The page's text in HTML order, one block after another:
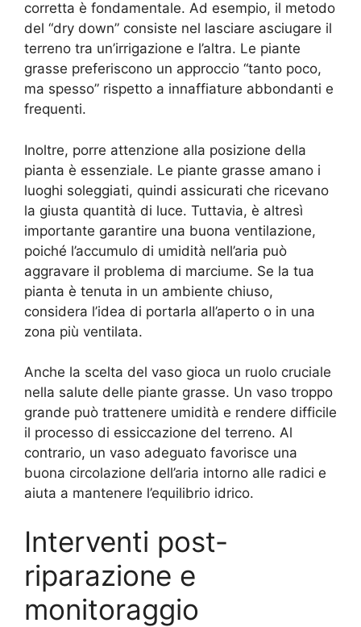
corretta è fondamentale. Ad esempio, il metodo
del “dry down” consiste nel lasciare asciugare il
terreno tra un’irrigazione e l’altra. Le piante
grasse preferiscono un approccio “tanto poco,
ma spesso” rispetto a innaffiature abbondanti e
frequenti.
Inoltre, porre attenzione alla posizione della
pianta è essenziale. Le piante grasse amano i
luoghi soleggiati, quindi assicurati che ricevano
la giusta quantità di luce. Tuttavia, è altresì
importante garantire una buona ventilazione,
poiché l’accumulo di umidità nell’aria può
aggravare il problema di marciume. Se la tua
pianta è tenuta in un ambiente chiuso,
considera l’idea di portarla all’aperto o in una
zona più ventilata.
Anche la scelta del vaso gioca un ruolo cruciale
nella salute delle piante grasse. Un vaso troppo
grande può trattenere umidità e rendere difficile
il processo di essiccazione del terreno. Al
contrario, un vaso adeguato favorisce una
buona circolazione dell’aria intorno alle radici e
aiuta a mantenere l’equilibrio idrico.
Interventi post-
riparazione e
monitoraggio